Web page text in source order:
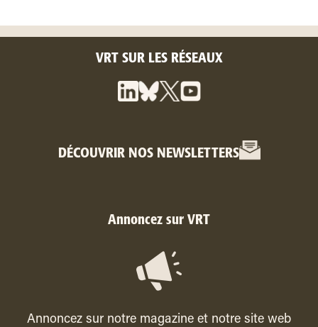
VRT SUR LES RÉSEAUX
DÉCOUVRIR NOS NEWSLETTERS
Annoncez sur VRT
Annoncez sur notre magazine et notre site web